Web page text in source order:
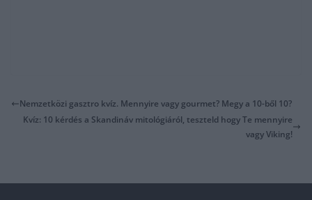
Nemzetközi gasztro kvíz. Mennyire vagy gourmet? Megy a 10-ből 10?
Kvíz: 10 kérdés a Skandináv mitológiáról, teszteld hogy Te mennyire
vagy Viking!